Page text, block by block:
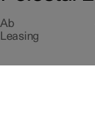
Ab
Leasing